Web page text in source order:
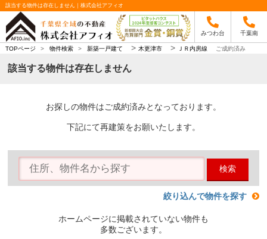
該当する物件は存在しません｜株式会社アフィオ
みつわ台 千葉南
TOPページ > 物件検索 > 新築一戸建て > 木更津市 > ＪＲ内房線 ご成約済み
該当する物件は存在しません
お探しの物件はご成約済みとなっております。
下記にて再建策をお願いたします。
検索
絞り込んで物件を探す
ホームページに掲載されていない物件も
多数ございます。